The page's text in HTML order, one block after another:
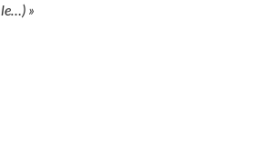
le…) »